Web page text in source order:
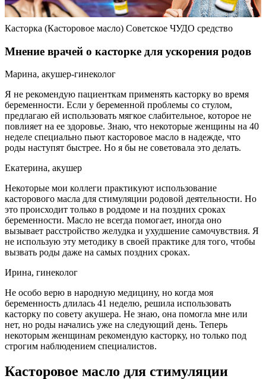
Касторка (Касторовое масло) Советское ЧУДО средство
Мнение врачей о касторке для ускорения родов
Марина, акушер-гинеколог
Я не рекомендую пациенткам применять касторку во время
беременности. Если у беременной проблемы со стулом,
предлагаю ей использовать мягкое слабительное, которое не
повлияет на ее здоровье. Знаю, что некоторые женщины на 40
неделе специально пьют касторовое масло в надежде, что
роды наступят быстрее. Но я бы не советовала это делать.
Екатерина, акушер
Некоторые мои коллеги практикуют использование
касторового масла для стимуляции родовой деятельности. Но
это происходит только в роддоме и на поздних сроках
беременности. Масло не всегда помогает, иногда оно
вызывает расстройство желудка и ухудшение самочувствия. Я
не использую эту методику в своей практике для того, чтобы
вызвать роды даже на самых поздних сроках.
Ирина, гинеколог
Не особо верю в народную медицину, но когда моя
беременность длилась 41 неделю, решила использовать
касторку по совету акушера. Не знаю, она помогла мне или
нет, но роды начались уже на следующий день. Теперь
некоторым женщинам рекомендую касторку, но только под
строгим наблюдением специалистов.
Касторовое масло для стимуляции